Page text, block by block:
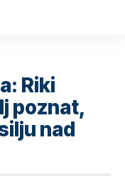
Riki
poznat,
nad